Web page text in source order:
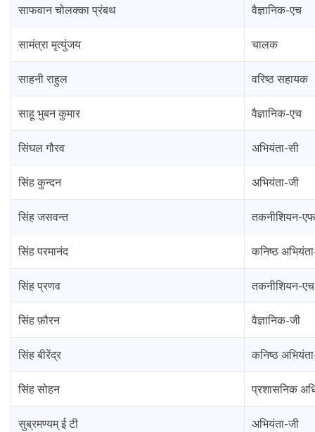
साफवान चोलक्का प्रंबथ वैज्ञानिक-एच
सामंत्रा मृत्युंजय चालक
साहनी राहुल वरिष्ठ सहायक
साहू भुबन कुमार वैज्ञानिक-एच
सिंघल गौरव अभियंता-सी
सिंह कुन्दन अभियंता-जी
सिंह जसवन्त तकनीशियन-एफ
सिंह परमानंद कनिष्ठ
सिंह प्रणव तकनीशियन-एच
सिंह फ़ौरन वैज्ञानिक-जी
सिंह बीरेंद्र कनिष्ठ
सिंह सोहन प्रशासनिक
सुब्रमण्यम् ई टी अभियंता-जी